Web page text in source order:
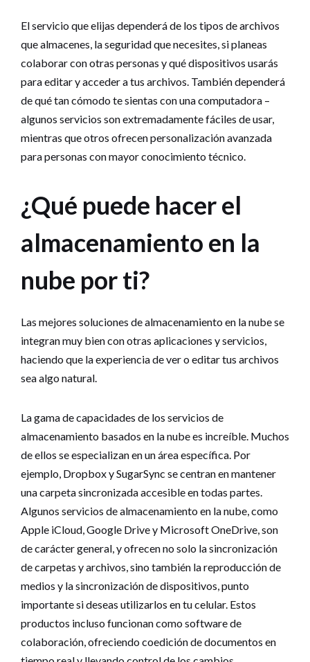
El servicio que elijas dependerá de los tipos de archivos
que almacenes, la seguridad que necesites, si planeas
colaborar con otras personas y qué dispositivos usarás
para editar y acceder a tus archivos. También dependerá
de qué tan cómodo te sientas con una computadora –
algunos servicios son extremadamente fáciles de usar,
mientras que otros ofrecen personalización avanzada
para personas con mayor conocimiento técnico.
¿Qué puede hacer el
almacenamiento en la
nube por ti?
Las mejores soluciones de almacenamiento en la nube se
integran muy bien con otras aplicaciones y servicios,
haciendo que la experiencia de ver o editar tus archivos
sea algo natural.
La gama de capacidades de los servicios de
almacenamiento basados en la nube es increíble. Muchos
de ellos se especializan en un área específica. Por
ejemplo, Dropbox y SugarSync se centran en mantener
una carpeta sincronizada accesible en todas partes.
Algunos servicios de almacenamiento en la nube, como
Apple iCloud, Google Drive y Microsoft OneDrive, son
de carácter general, y ofrecen no solo la sincronización
de carpetas y archivos, sino también la reproducción de
medios y la sincronización de dispositivos, punto
importante si deseas utilizarlos en tu celular. Estos
productos incluso funcionan como software de
colaboración, ofreciendo coedición de documentos en